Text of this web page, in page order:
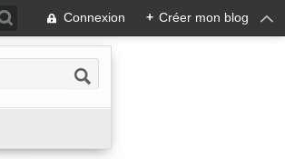
Connexion + Créer mon blog